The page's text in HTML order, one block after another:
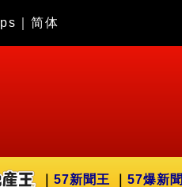
简体
57新聞王 57爆新聞